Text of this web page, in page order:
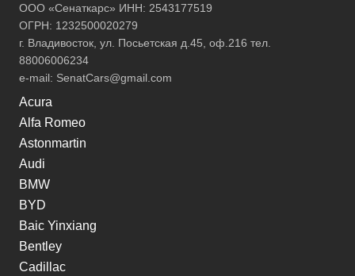
ООО «Сенаткарс» ИНН: 2543177519
ОГРН: 1232500020279
г. Владивосток, ул. Посьетская д.45, оф.216 тел.
88006006234
e-mail: SenatCars@gmail.com
Acura
Alfa Romeo
Astonmartin
Audi
BMW
BYD
Baic Yinxiang
Bentley
Cadillac